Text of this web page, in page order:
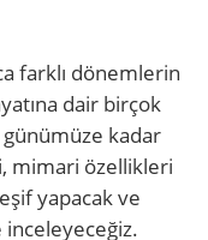
farklı dönemlerin
dair birçok
kadar
mimari özellikleri
yapacak ve
inceleyeceğiz.